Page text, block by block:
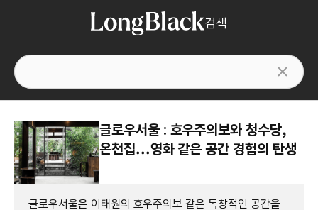
검색
글로우서울 : 호우주의보와 청수당,
온천집...영화 같은 공간 경험의 탄생
글로우서울은 이태원의 호우주의보 같은 독창적인 공간을